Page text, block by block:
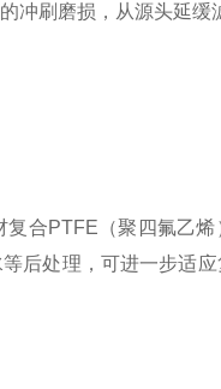
冲刷磨损，从源头延缓
合PTFE（聚四氟乙烯
后处理，可进一步适